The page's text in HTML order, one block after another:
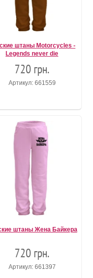
штаны Motorcycles -
Legends never die
720 грн.
Артикул: 661559
штаны Жена Байкера
720 грн.
Артикул: 661397